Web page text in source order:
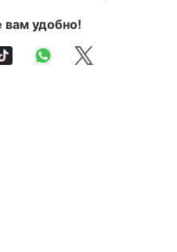
вам удобно!